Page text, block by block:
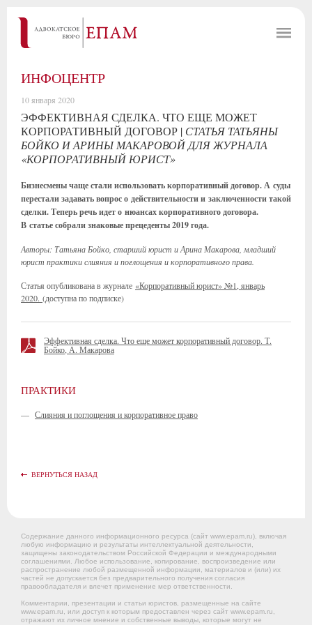
ИНФОЦЕНТР
10 января 2020
ЭФФЕКТИВНАЯ СДЕЛКА. ЧТО ЕЩЕ МОЖЕТ
КОРПОРАТИВНЫЙ ДОГОВОР | СТАТЬЯ ТАТЬЯНЫ
БОЙКО И АРИНЫ МАКАРОВОЙ ДЛЯ ЖУРНАЛА
«КОРПОРАТИВНЫЙ ЮРИСТ»
Бизнесмены чаще стали использовать корпоративный договор. А суды
перестали задавать вопрос о действительности и заключенности такой
сделки. Теперь речь идет о нюансах корпоративного договора.
В статье собрали знаковые прецеденты 2019 года.
Авторы: Татьяна Бойко, старший юрист и Арина Макарова, младший
юрист практики слияния и поглощения и корпоративного права.
Статья опубликована в журнале «Корпоративный юрист» №1, январь
2020. (доступна по подписке)
Эффективная сделка. Что еще может корпоративный договор. Т.
Бойко, А. Макарова
ПРАКТИКИ
— Слияния и поглощения и корпоративное право
ВЕРНУТЬСЯ НАЗАД
Содержание данного информационного ресурса (сайт www.epam.ru), включая
любую информацию и результаты интеллектуальной деятельности,
защищены законодательством Российской Федерации и международными
соглашениями. Любое использование, копирование, воспроизведение или
распространение любой размещенной информации, материалов и (или) их
частей не допускается без предварительного получения согласия
правообладателя и влечет применение мер ответственности.
Комментарии, презентации и статьи юристов, размещенные на сайте
www.epam.ru, или доступ к которым предоставлен через сайт www.epam.ru,
отражают их личное мнение и собственные выводы, которые могут не